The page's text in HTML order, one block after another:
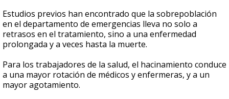
Estudios previos han encontrado que la sobrepoblación
en el departamento de emergencias lleva no solo a
retrasos en el tratamiento, sino a una enfermedad
prolongada y a veces hasta la muerte.
Para los trabajadores de la salud, el hacinamiento conduce
a una mayor rotación de médicos y enfermeras, y a un
mayor agotamiento.